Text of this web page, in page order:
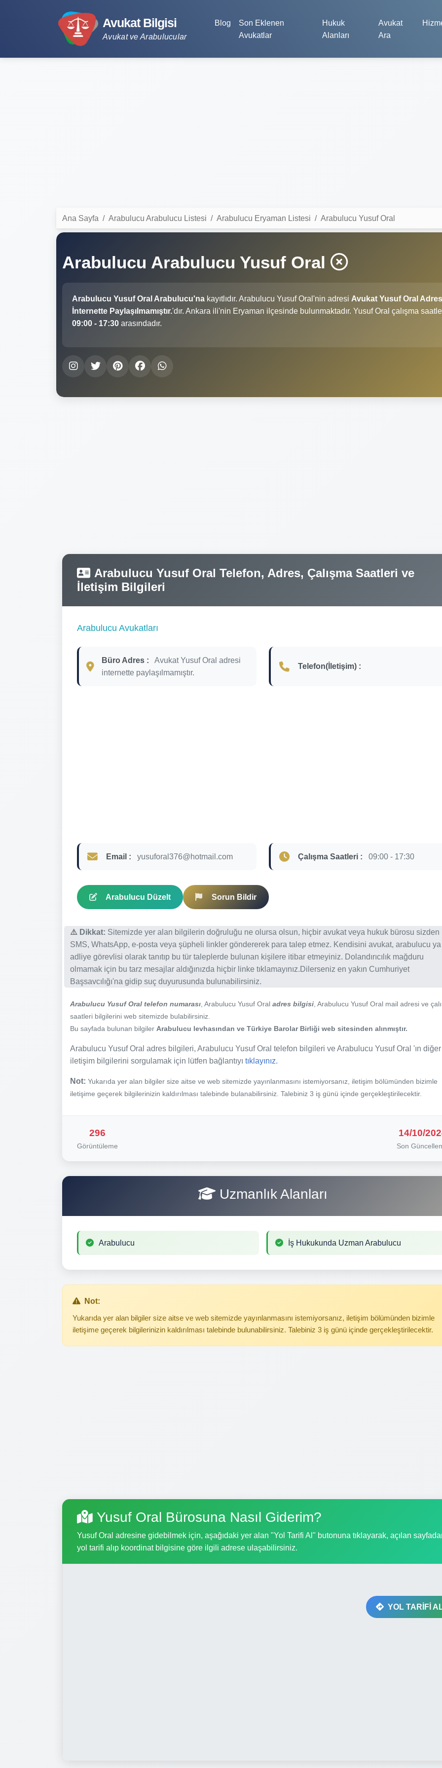
Avukat Bilgisi
Avukat ve Arabulucular
Blog
Son Eklenen
Avukatlar
Hukuk
Alanları
Avukat
Ara
Ana Sayfa Arabulucu Arabulucu Listesi Arabulucu Eryaman Listesi Arabulucu Yusuf Oral
Arabulucu Arabulucu Yusuf Oral
Arabulucu Yusuf Oral Arabulucu'na kayıtlıdır. Arabulucu Yusuf Oral'nin adresi Avukat Yusuf Oral
İnternette Paylaşılmamıştır.'dır. Ankara ili'nin Eryaman ilçesinde bulunmaktadır. Yusuf Oral çalışma
09:00 - 17:30 arasındadır.
Arabulucu Yusuf Oral Telefon, Adres, Çalışma Saatleri ve
İletişim Bilgileri
Arabulucu Avukatları
Büro Adres :
Avukat Yusuf Oral adresi
internette paylaşılmamıştır.
Telefon(İletişim) :
Email : yusuforal376@hotmail.com Çalışma Saatleri : 09:00 - 17:30
Arabulucu Düzelt Sorun Bildir
⚠️ Dikkat: Sitemizde yer alan bilgilerin doğruluğu ne olursa olsun, hiçbir avukat veya hukuk bürosu sizden
SMS, WhatsApp, e-posta veya şüpheli linkler göndererek para talep etmez. Kendisini avukat, arabulucu
adliye görevlisi olarak tanıtıp bu tür taleplerde bulunan kişilere itibar etmeyiniz. Dolandırıcılık mağduru
olmamak için bu tarz mesajlar aldığınızda hiçbir linke tıklamayınız.Dilerseniz en yakın Cumhuriyet
Başsavcılığı'na gidip suç duyurusunda bulunabilirsiniz.
Arabulucu Yusuf Oral telefon numarası , Arabulucu Yusuf Oral adres bilgisi , Arabulucu Yusuf Oral mail adresi ve
saatleri bilgilerini web sitemizde bulabilirsiniz.
Bu sayfada bulunan bilgiler Arabulucu levhasından ve Türkiye Barolar Birliği web sitesinden alınmıştır.
Arabulucu Yusuf Oral adres bilgileri, Arabulucu Yusuf Oral telefon bilgileri ve Arabulucu Yusuf Oral 'ın diğer
iletişim bilgilerini sorgulamak için lütfen bağlantıyı tıklayınız.
Not: Yukarıda yer alan bilgiler size aitse ve web sitemizde yayınlanmasını istemiyorsanız, iletişim bölümünden bizimle
iletişime geçerek bilgilerinizin kaldırılması talebinde bulanabilirsiniz. Talebiniz 3 iş günü içinde gerçekleştirilecektir.
296
Görüntüleme
14/10/
Son
Uzmanlık Alanları
Arabulucu İş Hukukunda Uzman Arabulucu
Not:
Yukarıda yer alan bilgiler size aitse ve web sitemizde yayınlanmasını istemiyorsanız, iletişim bölümünden bizimle
iletişime geçerek bilgilerinizin kaldırılması talebinde bulunabilirsiniz. Talebiniz 3 iş günü içinde gerçekleştirilecektir.
Yusuf Oral Bürosuna Nasıl Giderim?
Yusuf Oral adresine gidebilmek için, aşağıdaki yer alan "Yol Tarifi Al" butonuna tıklayarak, açılan
yol tarifi alıp koordinat bilgisine göre ilgili adrese ulaşabilirsiniz.
YOL TARİFİ